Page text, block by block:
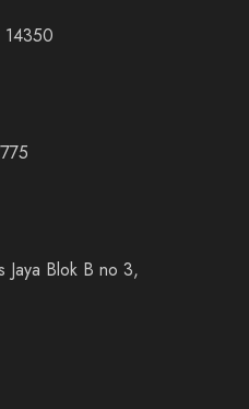
14350
Jaya Blok B no 3,